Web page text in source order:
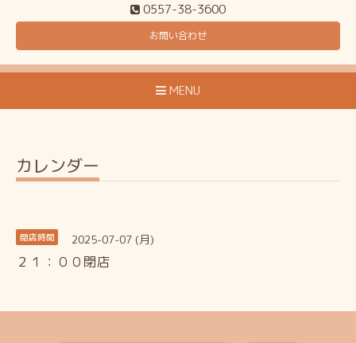
0557-38-3600
お問い合わせ
MENU
カレンダー
閉店時間 2025-07-07 (月)
２１：００閉店